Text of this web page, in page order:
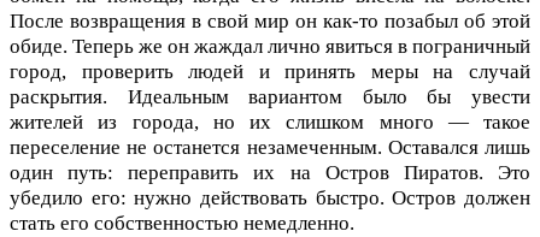
После возвращения в свой мир он как-то позабыл об этой
обиде. Теперь же он жаждал лично явиться в пограничный
город, проверить людей и принять меры на случай
раскрытия. Идеальным вариантом было бы увести
жителей из города, но их слишком много — такое
переселение не останется незамеченным. Оставался лишь
один путь: переправить их на Остров Пиратов. Это
убедило его: нужно действовать быстро. Остров должен
стать его собственностью немедленно.